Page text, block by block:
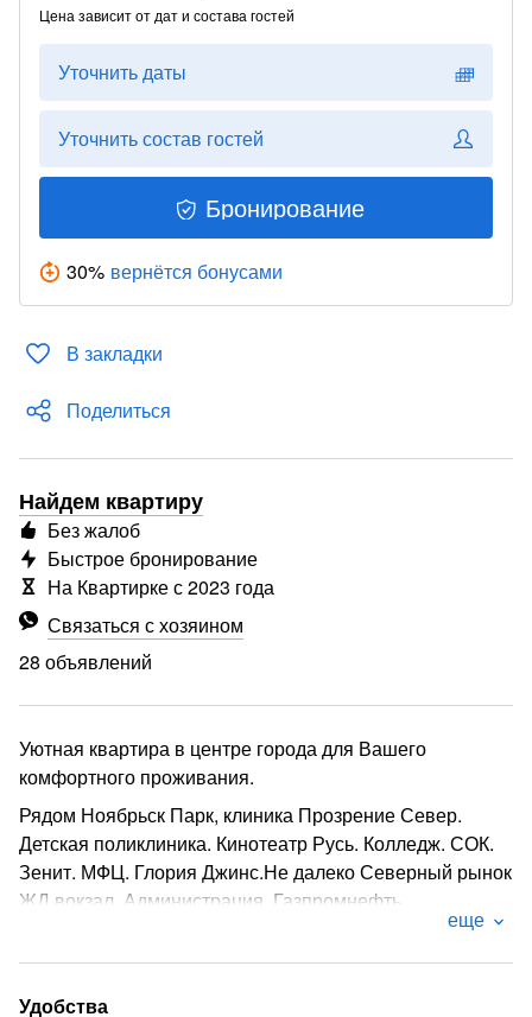
Цена зависит от дат и состава гостей
Уточнить даты
Уточнить состав гостей
Бронирование
30% вернётся бонусами
В закладки
Поделиться
Найдем квартиру
Связаться с хозяином
28 объявлений
Без жалоб
Быстрое бронирование
На Квартирке с 2023 года
Уютная квартира в центре города для Вашего
комфортного проживания.
Рядом Ноябрьск Парк, клиника Прозрение Север.
Детская поликлиника. Кинотеатр Русь. Колледж. СОК.
Зенит. МФЦ. Глория Джинс.Не далеко Северный рынок
ЖД вокзал. Администрация. Газпромнефть
Квартира однокомнатная, светлая , чистая, теплая. С
удобной широкой кроватью, дополнительное спальное
место : кресло-кровать и полуторная кровать , с
еще
Удобства